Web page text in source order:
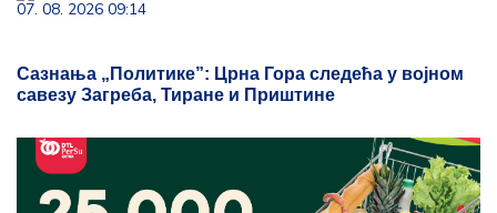
07. 08. 2026 09:14
Сазнања „Политике”: Црна Гора следећа у војном
савезу Загреба, Тиране и Приштине